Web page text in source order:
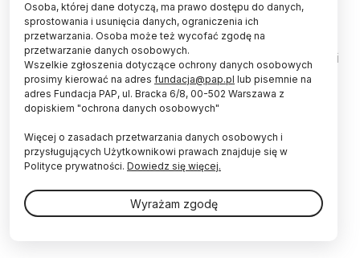
101. Inauguracji Roku Akademickiego, 19 bm. w Krakowie
19.10.2019
29 października w Warszawie spotkają się wybitni
eksperci, którzy przedstawią mi rekomendacje
dotyczące listy uczelni badawczych – powiedział
w sobotę wicepremier, minister nauki i szkolnictw
tych uczelni musi być "maksymalnie
transparentny".
Jarosław Gowin uczestniczył w sobotę w Krakowie
w obchodach 100-lecia AGH.
Osoba, której dane dotyczą, ma prawo dostępu do danych,
sprostowania i usunięcia danych, ograniczenia ich
przetwarzania. Osoba może też wycofać zgodę na
przetwarzanie danych osobowych.
Wszelkie zgłoszenia dotyczące ochrony danych osobowych
prosimy kierować na adres fundacja@pap.pl lub pisemnie na
adres Fundacja PAP, ul. Bracka 6/8, 00-502 Warszawa z
dopiskiem "ochrona danych osobowych"
Więcej o zasadach przetwarzania danych osobowych i
przysługujących Użytkownikowi prawach znajduje się w
Polityce prywatności. Dowiedz się więcej.
Wyrażam zgodę